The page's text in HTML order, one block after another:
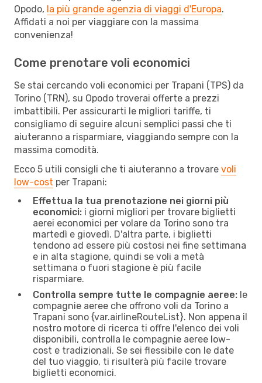
Opodo, la più grande agenzia di viaggi d'Europa.
Affidati a noi per viaggiare con la massima
convenienza!
Come prenotare voli economici
Se stai cercando voli economici per Trapani (TPS) da
Torino (TRN), su Opodo troverai offerte a prezzi
imbattibili. Per assicurarti le migliori tariffe, ti
consigliamo di seguire alcuni semplici passi che ti
aiuteranno a risparmiare, viaggiando sempre con la
massima comodità.
Ecco 5 utili consigli che ti aiuteranno a trovare voli
low-cost per Trapani:
Effettua la tua prenotazione nei giorni più
economici: i giorni migliori per trovare biglietti
aerei economici per volare da Torino sono tra
martedì e giovedì. D'altra parte, i biglietti
tendono ad essere più costosi nei fine settimana
e in alta stagione, quindi se voli a metà
settimana o fuori stagione è più facile
risparmiare.
Controlla sempre tutte le compagnie aeree: le
compagnie aeree che offrono voli da Torino a
Trapani sono {​var.airlineRouteList}. Non appena il
nostro motore di ricerca ti offre l'elenco dei voli
disponibili, controlla le compagnie aeree low-
cost e tradizionali. Se sei flessibile con le date
del tuo viaggio, ti risulterà più facile trovare
biglietti economici.